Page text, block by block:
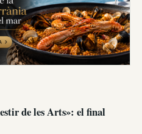
de les Arts»: el final